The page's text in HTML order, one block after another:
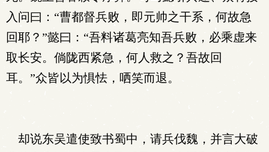
入问曰：“曹都督兵败，即元帅之干系，何故急
回耶？”懿曰：“吾料诸葛亮知吾兵败，必乘虚来
取长安。倘陇西紧急，何人救之？吾故回
耳。”众皆以为惧怯，哂笑而退。
却说东吴遣使致书蜀中，请兵伐魏，并言大破